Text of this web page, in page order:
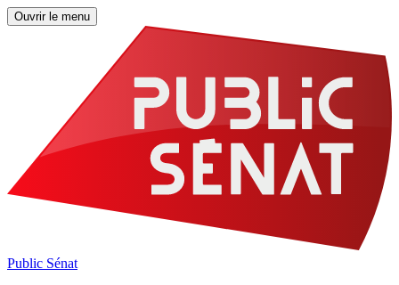
Ouvrir le menu
Public Sénat